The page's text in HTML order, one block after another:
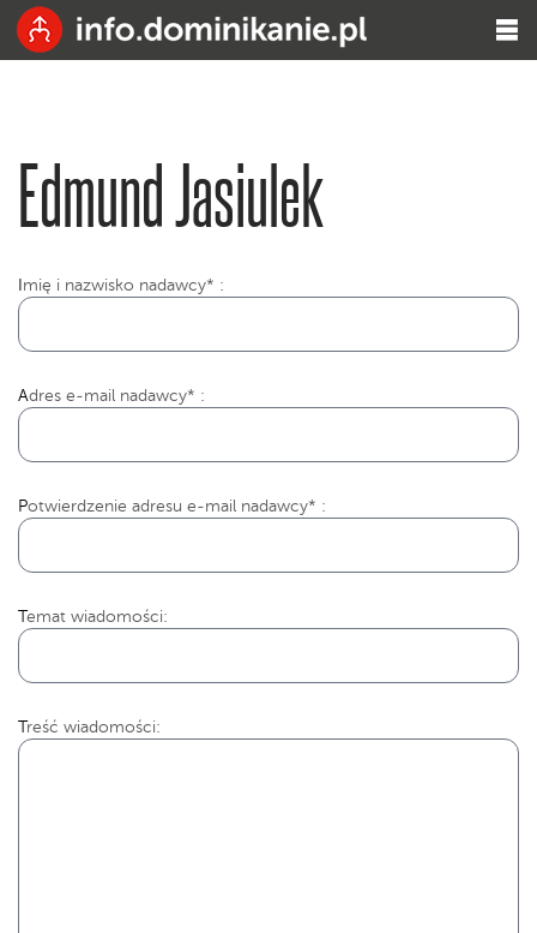
Edmund Jasiulek
mię i nazwisko nadawcy* :
Adres e-mail nadawcy* :
Potwierdzenie adresu e-mail nadawcy* :
Temat wiadomości:
Treść wiadomości: